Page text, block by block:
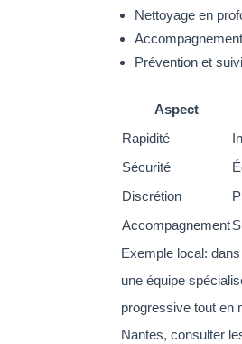
Nettoyage en
Prévention et
Aspect
Rapidité
Sécurité
Discrétion
Accompagnement
Exemple local:
une équipe
progressive tout en
Nantes, consulter